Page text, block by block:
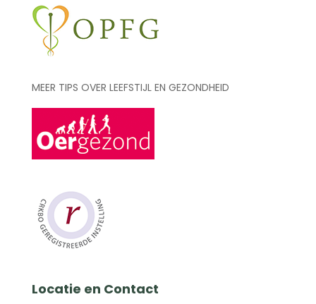
MEER TIPS OVER LEEFSTIJL EN GEZONDHEID
Locatie en Contact